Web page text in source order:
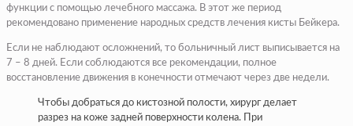
функции с помощью лечебного массажа. В этот же период
рекомендовано применение народных средств лечения кисты Бейкера.
Если не наблюдают осложнений, то больничный лист выписывается на
7 – 8 дней. Если соблюдаются все рекомендации, полное
восстановление движения в конечности отмечают через две недели.
Чтобы добраться до кистозной полости, хирург делает
разрез на коже задней поверхности колена. При